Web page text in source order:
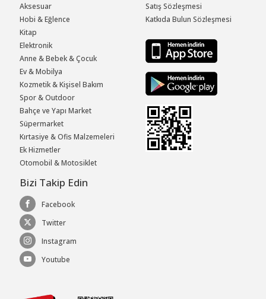
Aksesuar
Hobi & Eğlence
Kitap
Elektronik
Anne & Bebek & Çocuk
Ev & Mobilya
Kozmetik & Kişisel Bakım
Spor & Outdoor
Bahçe ve Yapı Market
Süpermarket
Kırtasiye & Ofis Malzemeleri
Ek Hizmetler
Otomobil & Motosiklet
Satış Sözleşmesi
Katkıda Bulun Sözleşmesi
Bizi Takip Edin
Facebook
Twitter
Instagram
Youtube